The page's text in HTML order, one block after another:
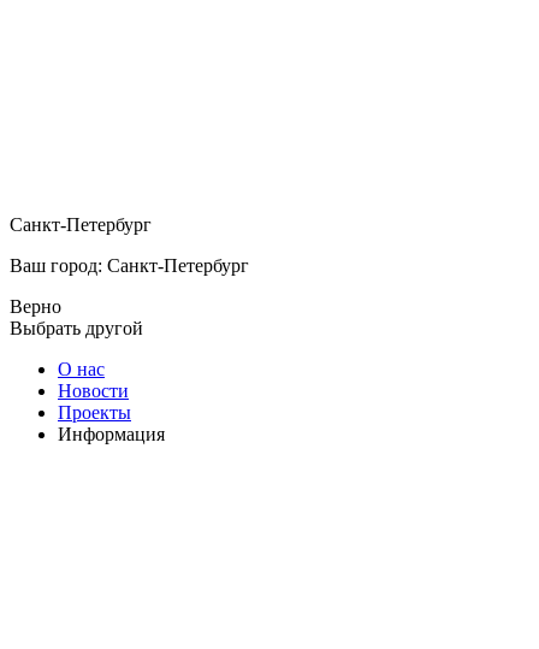
Санкт-Петербург
Ваш город: Санкт-Петербург
Верно
Выбрать другой
О нас
Новости
Проекты
Информация